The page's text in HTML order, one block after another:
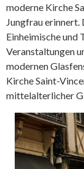
moderne Kirche
Jungfrau
Einheimische und
Veranstaltungen
modernen
Kirche Saint-
mittelalterlicher